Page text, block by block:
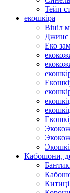
Тейп
екошкіра
Вініл
Джинс
Еко
Кабошони,
Китиці